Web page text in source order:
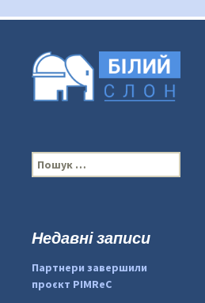
#PipIvanToday
pimrec_project
П
о
:Недавні записи
Партнери завершили
проєкт PIMReC